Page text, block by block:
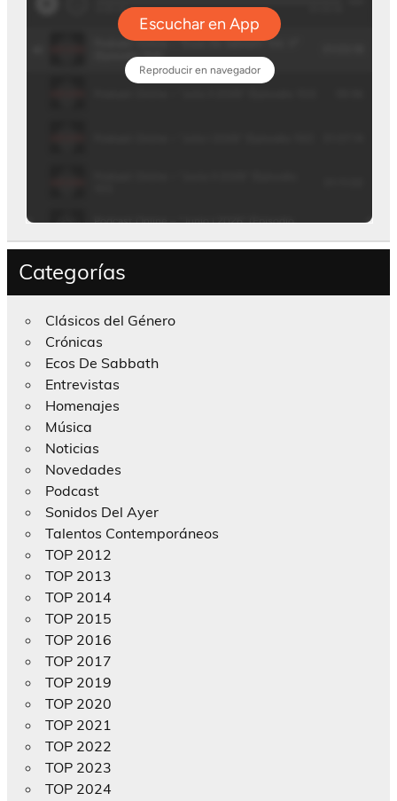
Categorías
Clásicos del Género
Crónicas
Ecos De Sabbath
Entrevistas
Homenajes
Música
Noticias
Novedades
Podcast
Sonidos Del Ayer
Talentos Contemporáneos
TOP 2012
TOP 2013
TOP 2014
TOP 2015
TOP 2016
TOP 2017
TOP 2019
TOP 2020
TOP 2021
TOP 2022
TOP 2023
TOP 2024